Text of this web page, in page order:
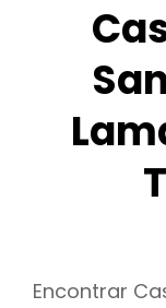
Encontrar